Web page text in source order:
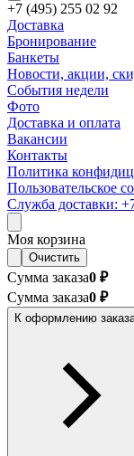
+7 (495) 255 02 92
Доставка
Бронирование
Банкеты
Новости, акции,
События недели
Фото
Доставка и оплата
Вакансии
Контакты
Политика
Пользовательское
Служба доставки:
Моя корзина
Очистить
Сумма заказа0 ₽
Сумма заказа0 ₽
К оформлению